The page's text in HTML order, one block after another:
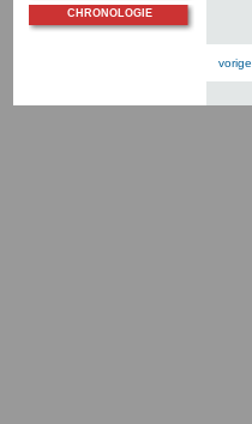
vorige
CHRONOLOGIE